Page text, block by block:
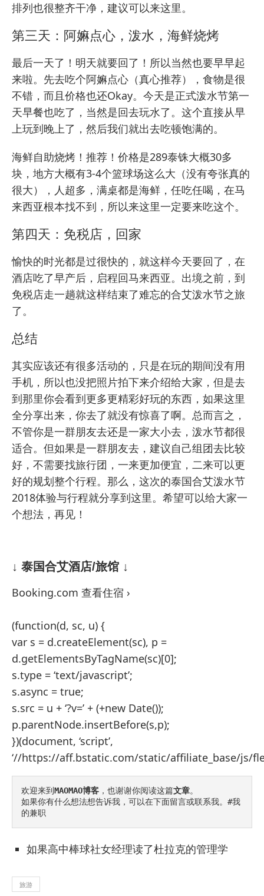
排列也很整齐干净，建议可以来这里。
第三天：阿嫲点心，泼水，海鲜烧烤
最后一天了！明天就要回了！所以当然也要早早起
来啦。先去吃个阿嫲点心（真心推荐），食物是很
不错，而且价格也还Okay。今天是正式泼水节第一
天早餐也吃了，当然是回去玩水了。这个直接从早
上玩到晚上了，然后我们就出去吃顿饱满的。
海鲜自助烧烤！推荐！价格是289泰铢大概30多
块，地方大概有3-4个篮球场这么大（没有夸张真的
很大），人超多，满桌都是海鲜，任吃任喝，在马
来西亚根本找不到，所以来这里一定要来吃这个。
第四天：免税店，回家
愉快的时光都是过很快的，就这样今天要回了，在
酒店吃了早产后，启程回马来西亚。出境之前，到
免税店走一趟就这样结束了难忘的合艾泼水节之旅
了。
总结
其实应该还有很多活动的，只是在玩的期间没有用
手机，所以也没把照片拍下来介绍给大家，但是去
到那里你会看到更多更精彩好玩的东西，如果这里
全分享出来，你去了就没有惊喜了啊。总而言之，
不管你是一群朋友去还是一家大小去，泼水节都很
适合。但如果是一群朋友去，建议自己组团去比较
好，不需要找旅行团，一来更加便宜，二来可以更
好的规划整个行程。那么，这次的泰国合艾泼水节
2018体验与行程就分享到这里。希望可以给大家一
个想法，再见！
↓ 泰国合艾酒店/旅馆 ↓
Booking.com 查看住宿 ›
(function(d, sc, u) {
var s = d.createElement(sc), p =
d.getElementsByTagName(sc)[0];
s.type = ‘text/javascript’;
s.async = true;
s.src = u + ‘?v=’ + (+new Date());
p.parentNode.insertBefore(s,p);
})(document, ‘script’,
‘//https://aff.bstatic.com/static/affiliate_base/js/
欢迎来到MAOMAO博客 ，也谢谢你阅读这篇文章。
如果你有什么想法想告诉我，可以在下面留言或联系我。 #我
的兼职
如果高中棒球社女经理读了杜拉克的管理学
旅游